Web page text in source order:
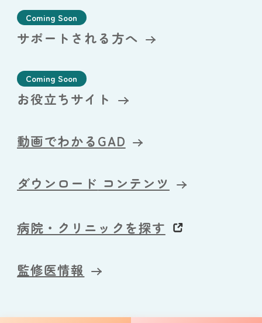
Coming Soon
サポートされる方へ
Coming Soon
お役立ちサイト
動画でわかるGAD
ダウンロード コンテンツ
病院・クリニックを探す
監修医情報